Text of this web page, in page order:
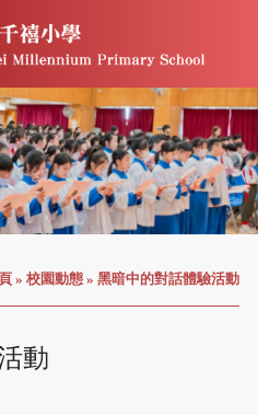
» 校園動態 » 黑暗中的對話體驗活動
動